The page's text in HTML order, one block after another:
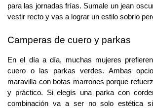
para las jornadas frías. Sumale un jean
vestir recto y vas a lograr un estilo sobrio
Camperas de cuero y parkas
En el día a día, muchas mujeres
cuero o las parkas verdes. Ambas
maravilla con botas marrones porque
y práctico. Si elegís una parka con
combinación va a ser no solo estética